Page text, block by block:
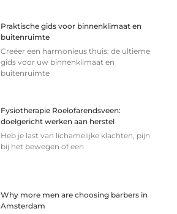
Praktische gids voor binnenklimaat en
buitenruimte
Creëer een harmonieus thuis: de ultieme
gids voor uw binnenklimaat en
buitenruimte
Fysiotherapie Roelofarendsveen:
doelgericht werken aan herstel
Heb je last van lichamelijke klachten, pijn
bij het bewegen of een
Why more men are choosing barbers in
Amsterdam